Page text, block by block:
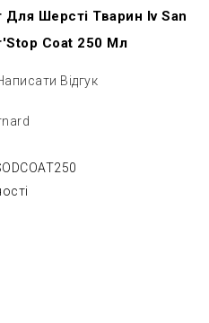
Для Шерсті Тварин Iv San
Coat 250 Мл
Відгук